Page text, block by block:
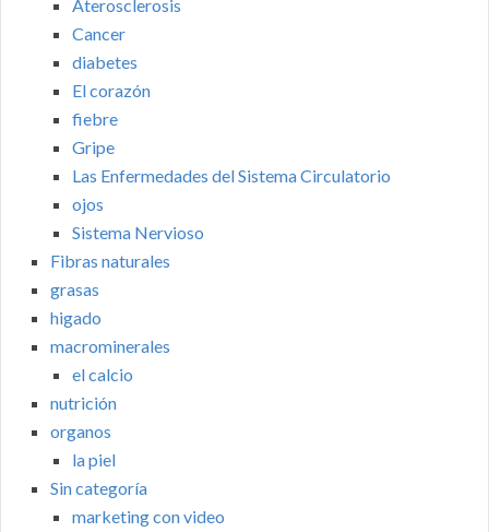
Aterosclerosis
Cancer
diabetes
El corazón
fiebre
Gripe
Las Enfermedades del Sistema Circulatorio
ojos
Sistema Nervioso
Fibras naturales
grasas
higado
macrominerales
el calcio
nutrición
organos
la piel
Sin categoría
marketing con video